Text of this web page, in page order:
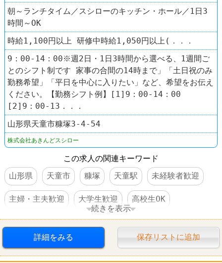
朝～ランチタイム／スシローのキッチン・ホール／1日3
時間～OK
時給1,100円以上 研修中時給1,050円以上(．．．
9：00-14：00※週2日・1日3時間から選べる、1週間ご
とのシフト制です 家事の合間の14時まで」「土日祝のみ
勤務希望」「平日を中心に入りたい」など、希望をお伝え
ください。【勤務シフト例】[1]9：00-14：00
[2]9：00-13．．．
山形県天童市糠塚3-4-54
株式会社あきんどスシロー
この求人の関連キーワード
山形県
天童市 糠塚 天童駅 未経験者歓迎
主婦・主夫歓迎 大学生歓迎 高校生OK
交通費支給 社員登用あり 駅チカ
禁煙・分煙
続きを表示
詳細をみる 保存リストに追加